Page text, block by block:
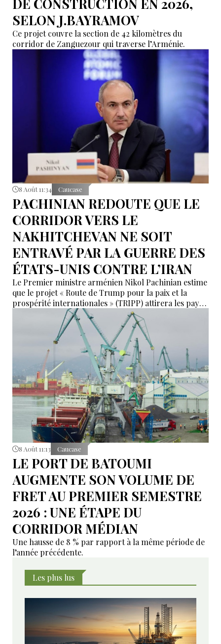
DE CONSTRUCTION EN 2026,
SELON J.BAYRAMOV
Ce projet couvre la section de 42 kilomètres du
corridor de Zanguezour qui traverse l’Arménie.
8 Août 11:34 Caucase
PACHINIAN REDOUTE QUE LE
CORRIDOR VERS LE
NAKHITCHEVAN NE SOIT
ENTRAVÉ PAR LA GUERRE DES
ÉTATS-UNIS CONTRE L’IRAN
Le Premier ministre arménien Nikol Pachinian estime
que le projet « Route de Trump pour la paix et la
prospérité internationales » (TRIPP) attirera les pays
de la région, mais il a également déclaré que
l’instabilité régionale pourrait entraver sa mise en
8 Août 11:13 Caucase
LE PORT DE BATOUMI
AUGMENTE SON VOLUME DE
FRET AU PREMIER SEMESTRE
2026 : UNE ÉTAPE DU
CORRIDOR MÉDIAN
Une hausse de 8 % par rapport à la même période de
l’année précédente.
Les plus lus